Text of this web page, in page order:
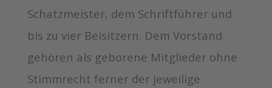
Schatzmeister, dem Schriftführer und
bis zu vier Beisitzern. Dem Vorstand
gehören als geborene Mitglieder ohne
Stimmrecht ferner der jeweilige